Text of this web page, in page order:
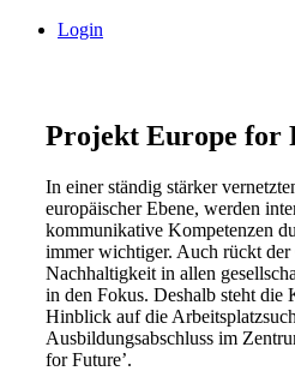
Login
Projekt Europe for
In einer ständig stärker
europäischer Ebene, werden
kommunikative Kompetenzen
immer wichtiger. Auch rückt der
Nachhaltigkeit in allen
in den Fokus. Deshalb steht die
Hinblick auf die
Ausbildungsabschluss im
for Future’.